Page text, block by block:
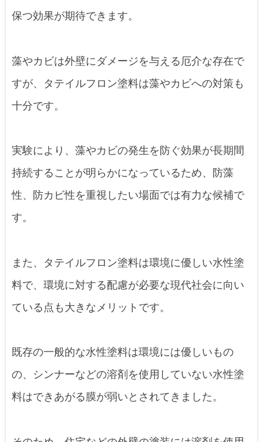
保つ効果が期待できます。
藻やカビは外壁にダメージを与える厄介な存在で
すが、タテイルフロン塗料は藻やカビへの対策も
十分です。
実験により、藻やカビの発生を防ぐ効果が長期間
持続することが明らかになっているため、防藻
性、防カビ性を重視したい場面では有力な候補で
す。
また、タテイルフロン塗料は環境に優しい水性塗
料で、環境に対する配慮が必要な現代社会に向い
ている点も大きなメリットです。
既存の一般的な水性塗料は環境には優しいもの
の、シンナーなどの溶剤を使用していない水性塗
料はできあがる膜が弱いとされてきました。